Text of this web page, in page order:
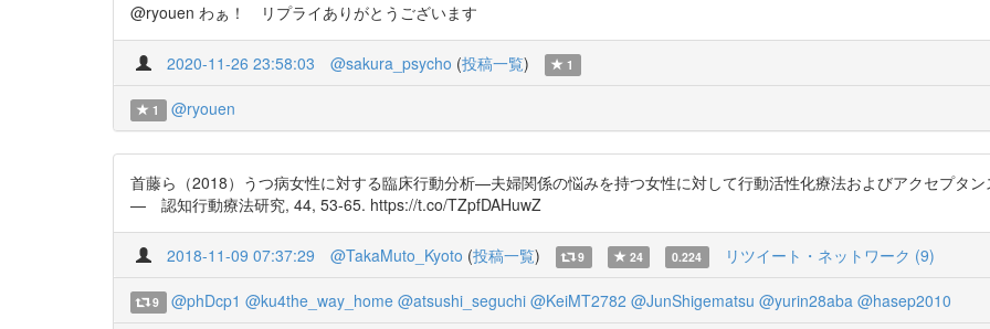
@ryouen わぁ！ リプライありがとうございます
2020-11-26 23:58:03 @sakura_psycho (投稿一覧) 1
1 @ryouen
首藤ら（2018）うつ病女性に対する臨床行動分析—夫婦関係の悩みを持つ女性に対して行動活性化療法およびアクセプタ
— 認知行動療法研究, 44, 53-65. https://t.co/TZpfDAHuwZ
2018-11-09 07:37:29 @TakaMuto_Kyoto (投稿一覧) 9 24 0.224 リツイート・ネットワーク (9)
9 @phDcp1 @ku4the_way_home @atsushi_seguchi @KeiMT2782 @JunShigematsu @yurin28aba @hasep2010